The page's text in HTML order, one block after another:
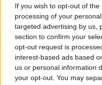
If you wish to opt-out of
processing of your
targeted advertising by us,
section to confirm your
opt-out request is
interest-based ads based
us or personal information
your opt-out. You may
ένα από τα πράγματα
Ντιπάρτμεντ,
στη κυβέρνηση, είναι
κάνουν κάτι, όταν σε
όλα τα μέρη υπεύθυνα
το πρόβλημα που